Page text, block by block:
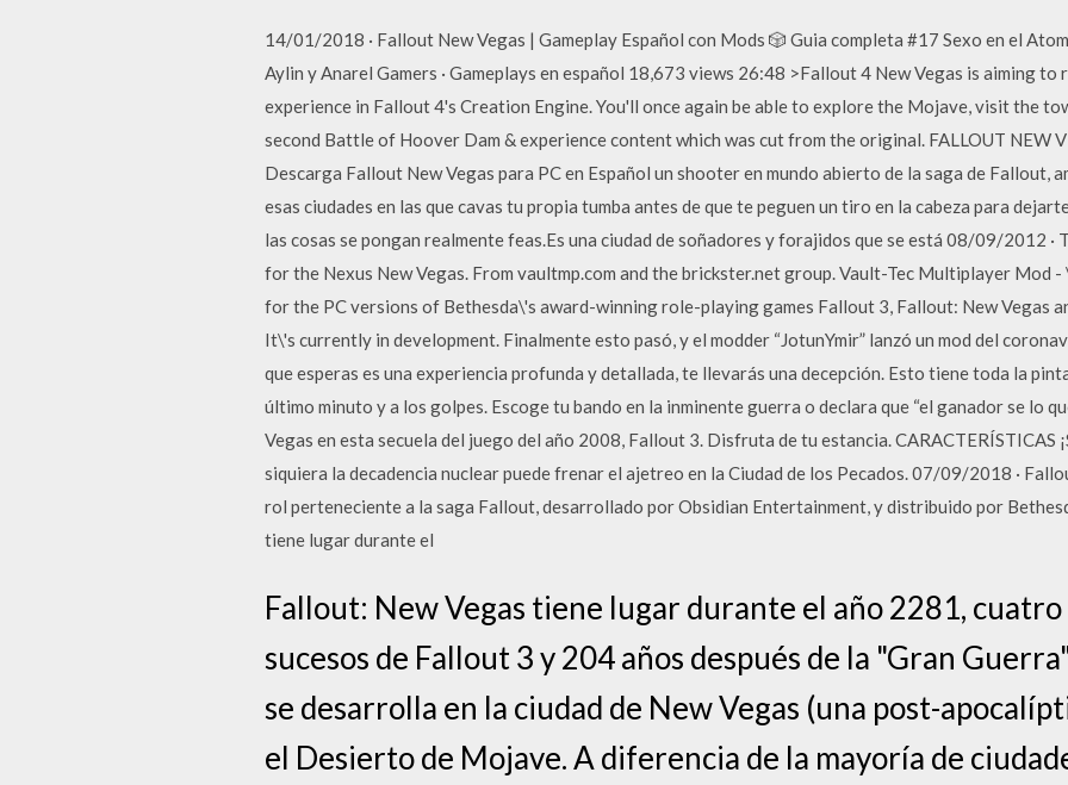
14/01/2018 · Fallout New Vegas | Gameplay Español con Mods 🎲 Guia completa #17 Sexo en el
Aylin y Anarel Gamers · Gameplays en español 18,673 views 26:48 >Fallout 4 New Vegas is aiming
experience in Fallout 4's Creation Engine. You'll once again be able to explore the Mojave, visit the
second Battle of Hoover Dam & experience content which was cut from the original. FALLOUT NEW
Descarga Fallout New Vegas para PC en Español un shooter en mundo abierto de la saga de Fallout,
esas ciudades en las que cavas tu propia tumba antes de que te peguen un tiro en la cabeza para
las cosas se pongan realmente feas.Es una ciudad de soñadores y forajidos que se está 08/09/2012
for the Nexus New Vegas. From vaultmp.com and the brickster.net group. Vault-Tec Multiplayer Mod
for the PC versions of Bethesda\'s award-winning role-playing games Fallout 3, Fallout: New Vegas
It\'s currently in development. Finalmente esto pasó, y el modder “JotunYmir” lanzó un mod del
que esperas es una experiencia profunda y detallada, te llevarás una decepción. Esto tiene toda la
último minuto y a los golpes. Escoge tu bando en la inminente guerra o declara que “el ganador se lo
Vegas en esta secuela del juego del año 2008, Fallout 3. Disfruta de tu estancia. CARACTERÍSTICAS
siquiera la decadencia nuclear puede frenar el ajetreo en la Ciudad de los Pecados. 07/09/2018 ·
rol perteneciente a la saga Fallout, desarrollado por Obsidian Entertainment, y distribuido por
tiene lugar durante el
Fallout: New Vegas tiene lugar durante el año 2281, cuatro
sucesos de Fallout 3 y 204 años después de la "Gran
se desarrolla en la ciudad de New Vegas (una post-
el Desierto de Mojave. A diferencia de la mayoría de